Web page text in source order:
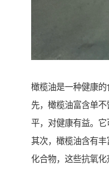
橄榄油是一种健康的
先，橄榄油富含单
平，对健康有益。它
其次，橄榄油含有
化合物，这些抗氧